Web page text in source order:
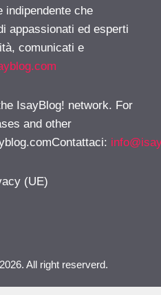
indipendente che
appassionati ed esperti
comunicati e
IsayBlog! network. For
and other
:
(UE)
All right reserverd.